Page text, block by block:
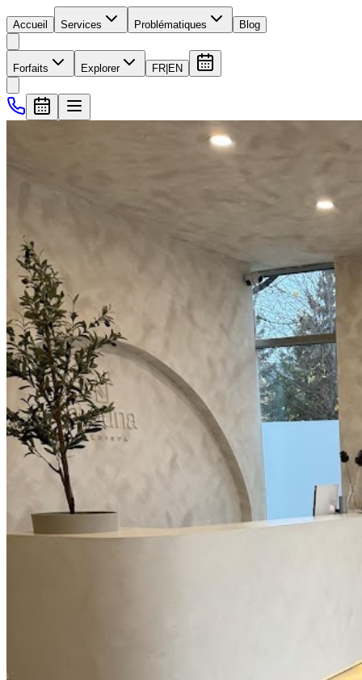
Accueil Services Problématiques Blog
Forfaits Explorer FR EN